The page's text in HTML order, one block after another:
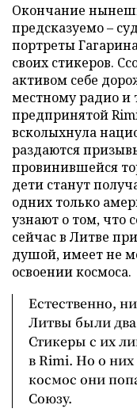
Окончание
предсказуемо –
портреты
своих стикеров.
активом себе
местному радио
предпринятой
всколыхнула
раздаются
провинившейся
дети станут
одних только
узнают о том, что
сейчас в Литве
душой, имеет не
освоении космоса.
Естественно,
Литвы были
Стикеры с их
в Rimi. Но о них
космос они
Союзу.